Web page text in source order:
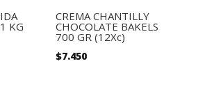
KG
CREMA CHANTILLY
CHOCOLATE BAKELS
700 GR (12Xc)
$7.450